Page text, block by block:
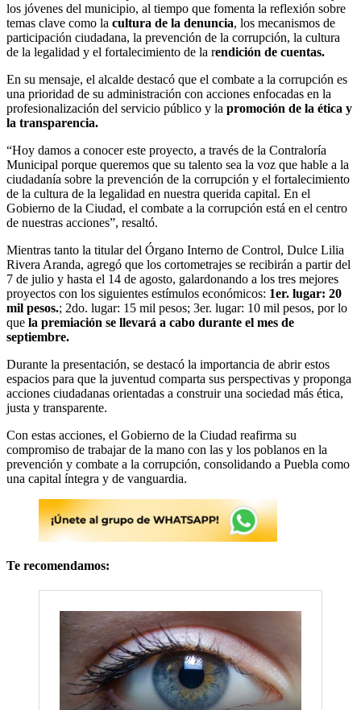
los jóvenes del municipio, al tiempo que fomenta la reflexión sobre
temas clave como la cultura de la denuncia, los mecanismos de
participación ciudadana, la prevención de la corrupción, la cultura
de la legalidad y el fortalecimiento de la rendición de cuentas.
En su mensaje, el alcalde destacó que el combate a la corrupción es
una prioridad de su administración con acciones enfocadas en la
profesionalización del servicio público y la promoción de la ética y
la transparencia.
“Hoy damos a conocer este proyecto, a través de la Contraloría
Municipal porque queremos que su talento sea la voz que hable a la
ciudadanía sobre la prevención de la corrupción y el fortalecimiento
de la cultura de la legalidad en nuestra querida capital. En el
Gobierno de la Ciudad, el combate a la corrupción está en el centro
de nuestras acciones”, resaltó.
Mientras tanto la titular del Órgano Interno de Control, Dulce Lilia
Rivera Aranda, agregó que los cortometrajes se recibirán a partir del
7 de julio y hasta el 14 de agosto, galardonando a los tres mejores
proyectos con los siguientes estímulos económicos: 1er. lugar: 20
mil pesos.; 2do. lugar: 15 mil pesos; 3er. lugar: 10 mil pesos, por lo
que la premiación se llevará a cabo durante el mes de
septiembre.
Durante la presentación, se destacó la importancia de abrir estos
espacios para que la juventud comparta sus perspectivas y proponga
acciones ciudadanas orientadas a construir una sociedad más ética,
justa y transparente.
Con estas acciones, el Gobierno de la Ciudad reafirma su
compromiso de trabajar de la mano con las y los poblanos en la
prevención y combate a la corrupción, consolidando a Puebla como
una capital íntegra y de vanguardia.
Te recomendamos: